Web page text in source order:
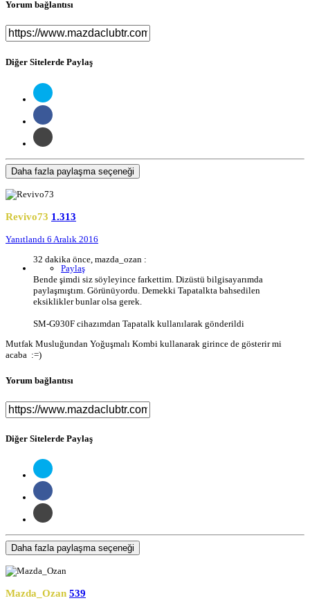
Yorum bağlantısı
Diğer Sitelerde Paylaş
Daha fazla paylaşma seçeneği
Revivo73 1.313
Yanıtlandı 6 Aralık 2016
Paylaş
32 dakika önce, mazda_ozan :
Bende şimdi siz söyleyince farkettim. Dizüstü bilgisayarımda
paylaşmıştım. Görünüyordu. Demekki Tapatalkta bahsedilen
eksiklikler bunlar olsa gerek.
SM-G930F cihazımdan Tapatalk kullanılarak gönderildi
Mutfak Musluğundan Yoğuşmalı Kombi kullanarak girince de gösterir mi
acaba :=)
Yorum bağlantısı
Diğer Sitelerde Paylaş
Daha fazla paylaşma seçeneği
Mazda_Ozan 539